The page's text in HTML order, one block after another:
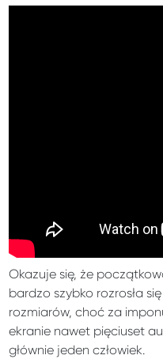
Okazuje się, że
bardzo szybko rozrosła
rozmiarów, choć za
ekranie nawet pięciuset
głównie jeden człowiek.